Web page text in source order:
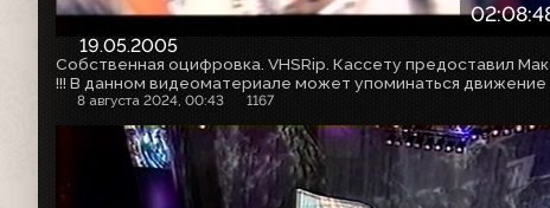
19.05.2005
8 августа 2024, 00:43 1167